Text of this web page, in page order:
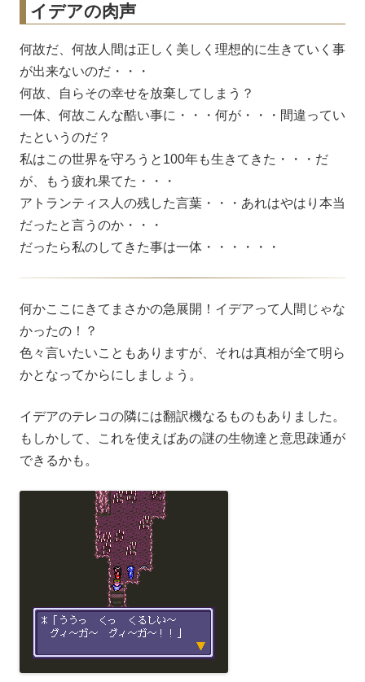
イデアの肉声
何故だ、何故人間は正しく美しく理想的に生きていく事
が出来ないのだ・・・
何故、自らその幸せを放棄してしまう？
一体、何故こんな酷い事に・・・何が・・・間違ってい
たというのだ？
私はこの世界を守ろうと100年も生きてきた・・・だ
が、もう疲れ果てた・・・
アトランティス人の残した言葉・・・あれはやはり本当
だったと言うのか・・・
だったら私のしてきた事は一体・・・・・・
何かここにきてまさかの急展開！イデアって人間じゃな
かったの！？
色々言いたいこともありますが、それは真相が全て明ら
かとなってからにしましょう。
イデアのテレコの隣には翻訳機なるものもありました。
もしかして、これを使えばあの謎の生物達と意思疎通が
できるかも。